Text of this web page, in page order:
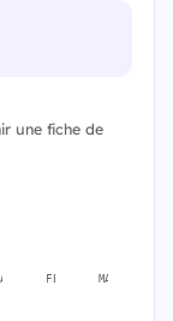
une fiche de
FÉVR. MARS